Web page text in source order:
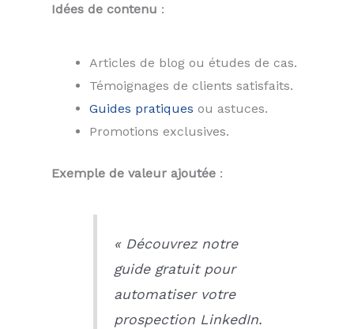
Idées de contenu :
Articles de blog ou études de cas.
Témoignages de clients satisfaits.
Guides pratiques ou astuces.
Promotions exclusives.
Exemple de valeur ajoutée :
« Découvrez notre
guide gratuit pour
automatiser votre
prospection LinkedIn.